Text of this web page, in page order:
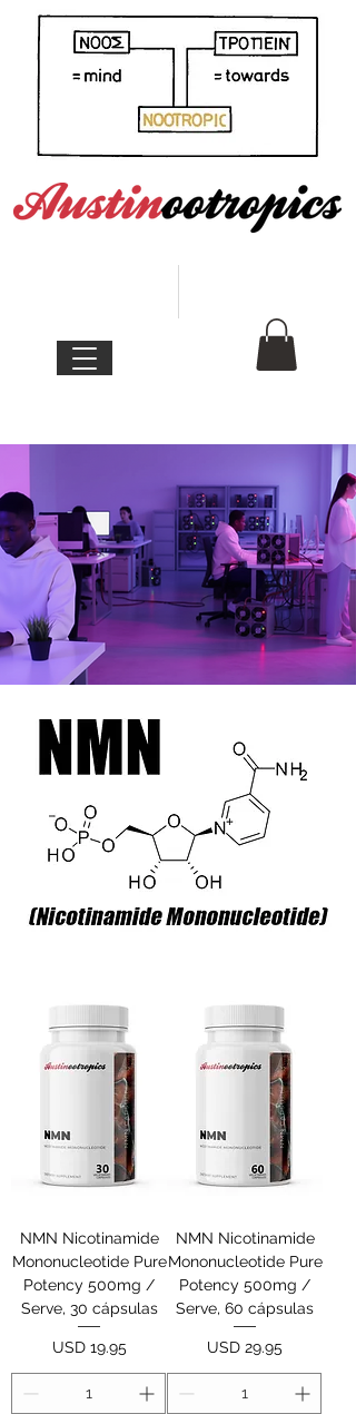
NMN Nicotinamide
Mononucleotide Pure
Potency 500mg /
Serve, 30 cápsulas
Precio
USD 19.95
NMN Nicotinamide
Mononucleotide Pure
Potency 500mg /
Serve, 60 cápsulas
Precio
USD 29.95